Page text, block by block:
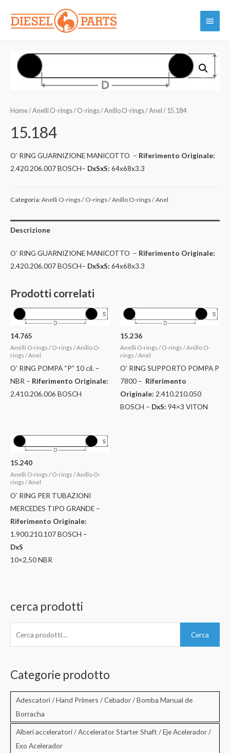
contenuto
Menu
Home/Anelli O-rings / O-rings / Anillo O-rings / Anel / 15.184
15.184
O’ RING GUARNIZIONE MANICOTTO – Riferimento Originale:
2.420.206.007 BOSCH– DxSxS: 64x68x3.3
Categoria:Anelli O-rings / O-rings / Anillo O-rings / Anel
Descrizione
O’ RING GUARNIZIONE MANICOTTO – Riferimento Originale:
2.420.206.007 BOSCH– DxSxS: 64x68x3.3
Prodotti correlati
14.765
Anelli O-rings / O-rings / Anillo O-
rings / Anel
O’ RING POMPA “P” 10 cil. –
NBR – Riferimento Originale:
2.410.206.006 BOSCH
15.236
Anelli O-rings / O-rings / Anillo O-
rings / Anel
O’ RING SUPPORTO POMPA P
7800 – Riferimento
Originale: 2.410.210.050
BOSCH – DxS: 94×3 VITON
15.240
Anelli O-rings / O-rings / Anillo O-
rings / Anel
O’ RING PER TUBAZIONI
MERCEDES TIPO GRANDE –
Riferimento Originale:
1.900.210.107 BOSCH –
DxS
10×2,50 NBR
cerca prodotti
c
Cerca
Categorie prodotto
Adescatori / Hand Primers / Cebador / Bomba Manual de
Borracha
Alberi acceleratori / Accelerator Starter Shaft / Eje Acelerador /
Exo Acelerador